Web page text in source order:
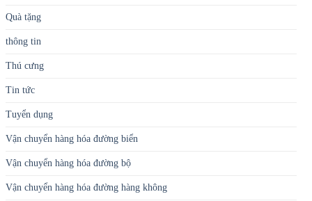
Quà tặng
thông tin
Thú cưng
Tin tức
Tuyển dụng
Vận chuyển hàng hóa đường biển
Vận chuyển hàng hóa đường bộ
Vận chuyển hàng hóa đường hàng không